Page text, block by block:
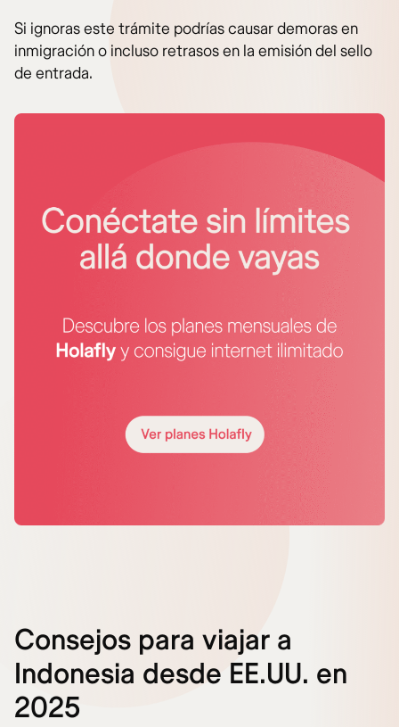
Si ignoras este trámite podrías causar demoras en
inmigración o incluso retrasos en la emisión del sello
de entrada.
Consejos para viajar a
Indonesia desde EE.UU. en
2025